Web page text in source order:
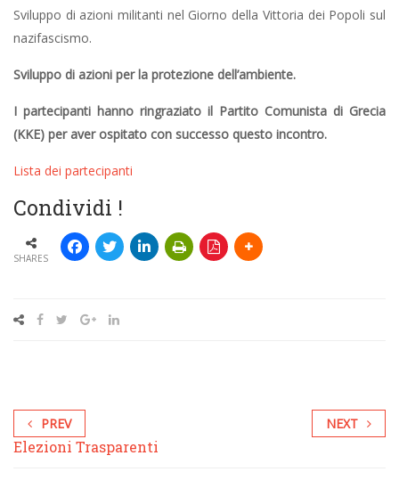
Sviluppo di azioni militanti nel Giorno della Vittoria dei Popoli sul
nazifascismo.
Sviluppo di azioni per la protezione dell’ambiente.
I partecipanti hanno ringraziato il Partito Comunista di Grecia
(KKE) per aver ospitato con successo questo incontro.
Lista dei partecipanti
Condividi !
SHARES
PREV NEXT
Elezioni Trasparenti